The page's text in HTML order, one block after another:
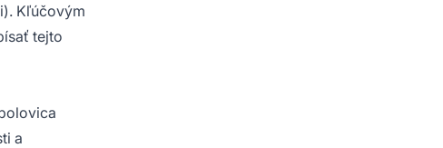
Kľúčovým
tejto
a